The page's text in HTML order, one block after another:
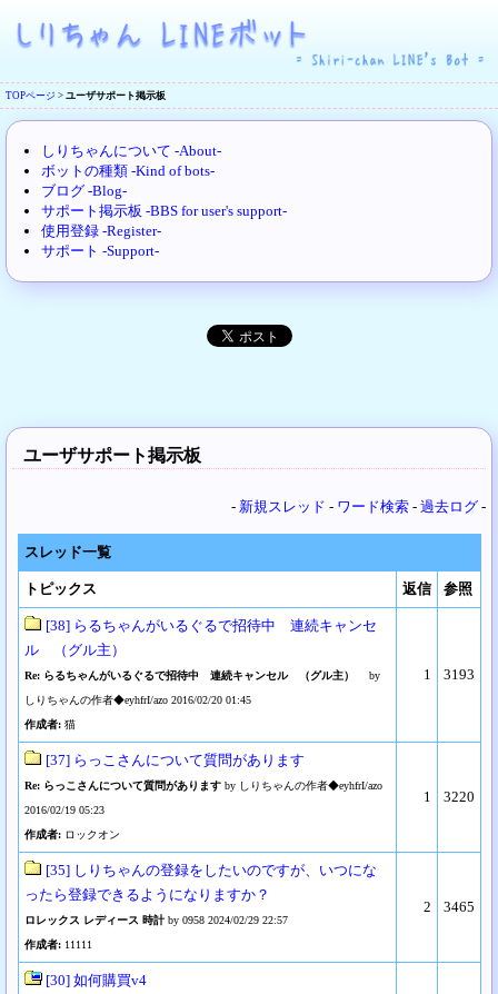
TOPページ > ユーザサポート掲示板
しりちゃんについて -About-
ボットの種類 -Kind of bots-
ブログ -Blog-
サポート掲示板 -BBS for user's support-
使用登録 -Register-
サポート -Support-
ユーザサポート掲示板
- 新規スレッド - ワード検索- 過去ログ-
スレッド一覧
トピックス 返信 参照
[38] らるちゃんがいるぐるで招待中 連続キャンセ
ル （グル主）
Re: らるちゃんがいるぐるで招待中 連続キャンセル （グル主）
by
しりちゃんの作者◆eyhfrI/azo 2016/02/20 01:45
作成者:猫
1 3193
[37] らっこさんについて質問があります
Re: らっこさんについて質問がありますby しりちゃんの作者◆eyhfrI/azo
2016/02/19 05:23
作成者:ロックオン
1 3220
[35] しりちゃんの登録をしたいのですが、いつにな
ったら登録できるようになりますか？
ロレックス レディース 時計by 0958 2024/02/29 22:57
作成者:11111
2 3465
[30] 如何購買v4